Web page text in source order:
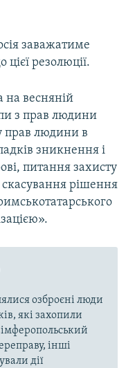
заважатиме
резолюції.
на весняній
з прав людини
прав людини в
зникнення і
питання захисту
рішення
озброєні люди
які захопили
інші
дії